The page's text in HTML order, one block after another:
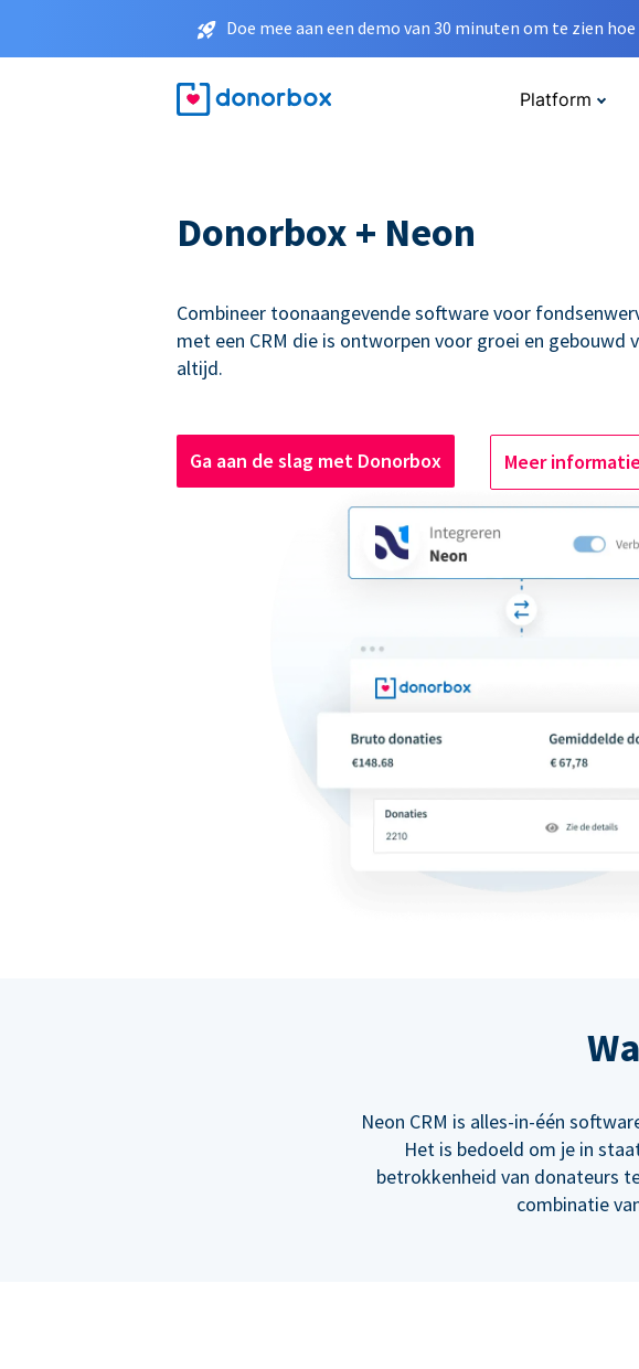
Doe mee aan een demo van 30 minuten om te zien
Platform
Donorbox + Neon
Combineer toonaangevende software voor
met een CRM die is ontworpen voor groei en gebouwd
altijd.
Ga aan de slag met Donorbox Meer
Neon CRM is alles-in-één
Het is bedoeld om je in
betrokkenheid van donateurs
combinatie